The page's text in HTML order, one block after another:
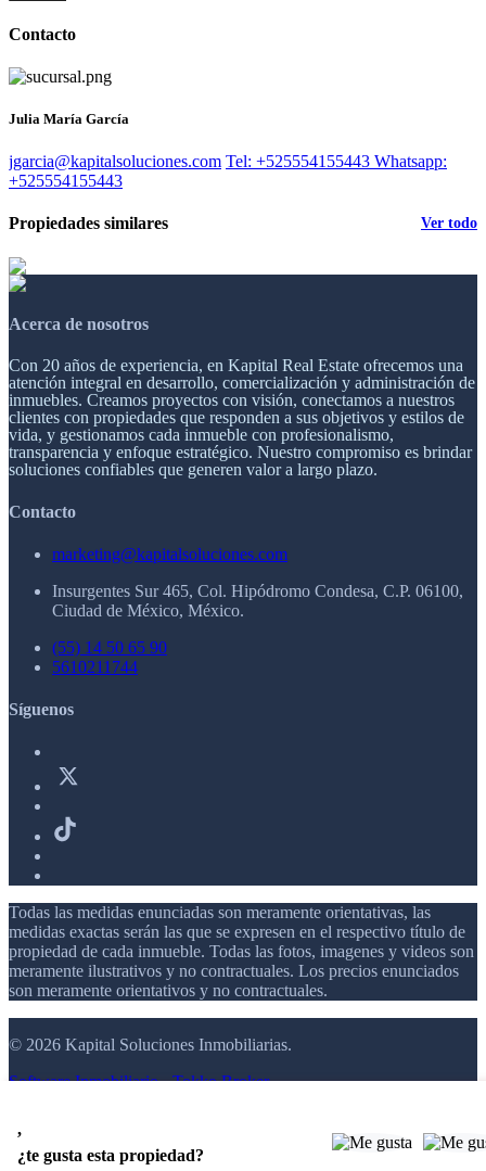
,
¿te gusta esta propiedad?
Contacto
Julia María García
jgarcia@kapitalsoluciones.com Tel: +525554155443 Whatsapp:
+525554155443
Propiedades similares Ver todo
Acerca de nosotros
Con 20 años de experiencia, en Kapital Real Estate ofrecemos una
atención integral en desarrollo, comercialización y administración de
inmuebles. Creamos proyectos con visión, conectamos a nuestros
clientes con propiedades que responden a sus objetivos y estilos de
vida, y gestionamos cada inmueble con profesionalismo,
transparencia y enfoque estratégico. Nuestro compromiso es brindar
soluciones confiables que generen valor a largo plazo.
Contacto
marketing@kapitalsoluciones.com
Insurgentes Sur 465, Col. Hipódromo Condesa, C.P. 06100,
Ciudad de México, México.
(55) 14 50 65 90
5610211744
Síguenos
Todas las medidas enunciadas son meramente orientativas, las
medidas exactas serán las que se expresen en el respectivo título de
propiedad de cada inmueble. Todas las fotos, imagenes y videos son
meramente ilustrativos y no contractuales. Los precios enunciados
son meramente orientativos y no contractuales.
© 2026 Kapital Soluciones Inmobiliarias.
Software Inmobiliario - Tokko Broker